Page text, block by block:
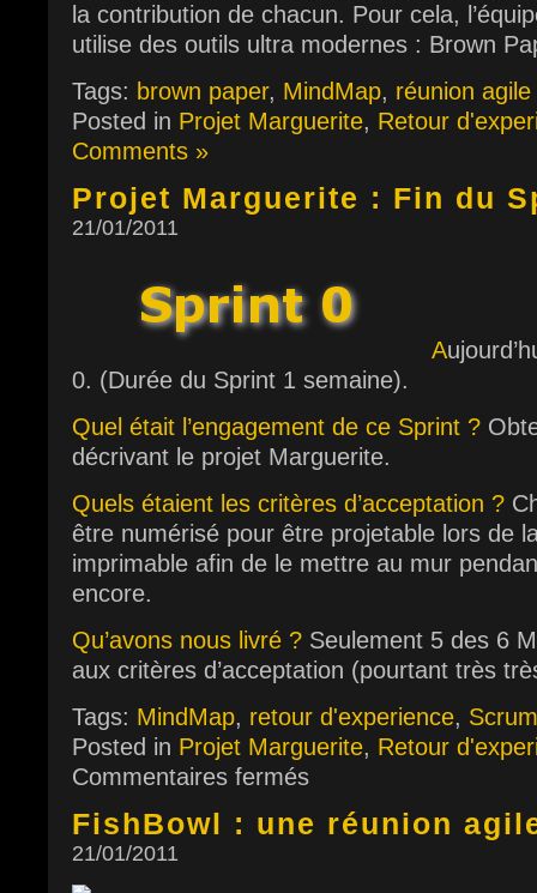
la contribution de chacun. Pour cela,
utilise des outils ultra modernes : Brown
Tags: brown paper, MindMap, réunion agile
Posted in Projet Marguerite, Retour
Comments »
Projet Marguerite : Fin du
21/01/2011
A
0. (Durée du Sprint 1 semaine).
Quel était l’engagement de ce Sprint ?
décrivant le projet Marguerite.
Quels étaient les critères d’acceptation ?
être numérisé pour être projetable lors de
imprimable afin de le mettre au mur
encore.
Qu’avons nous livré ? Seulement 5 des 6
aux critères d’acceptation (pourtant très
Tags: MindMap, retour d'experience, Scrum
Posted in Projet Marguerite, Retour
Commentaires fermés
FishBowl : une réunion
21/01/2011